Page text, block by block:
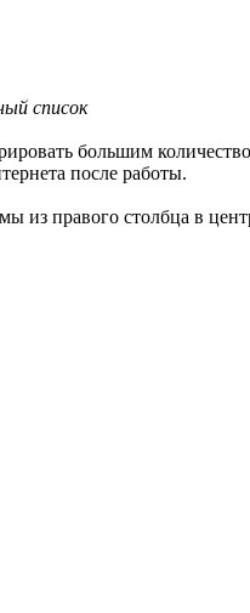
список
большим
после работы.
из правого столбца в